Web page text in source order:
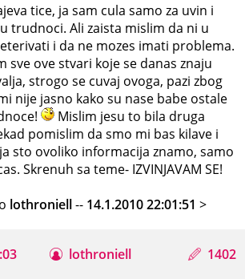
tice, ja sam cula samo za uvin i
trudnoci. Ali zaista mislim da ni u
i da ne mozes imati problema.
sve ove stvari koje se danas znaju
strogo se cuvaj ovoga, pazi zbog
nije jasno kako su nase babe ostale
Mislim jesu to bila druga
pomislim da smo mi bas kilave i
sto ovoliko informacija znamo, samo
Skrenuh sa teme- IZVINJAVAM SE!
lothroniell-- 14.1.2010 22:01:51>
lothroniell 1402